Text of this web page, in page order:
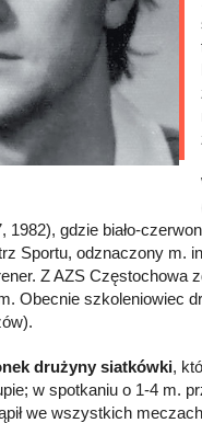
1982), gdzie biało-
Sportu, odznaczony m.
Z AZS Częstochowa
Obecnie szkoleniowiec
drużyny siatkówki,
w spotkaniu o 1-4 m.
we wszystkich